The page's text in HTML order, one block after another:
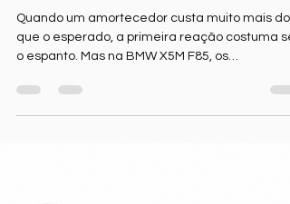
BMW X5M F85: Quando um
Amortecedor é Muito Mais do
que um Amortecedor
Quando um amortecedor custa muito mais do